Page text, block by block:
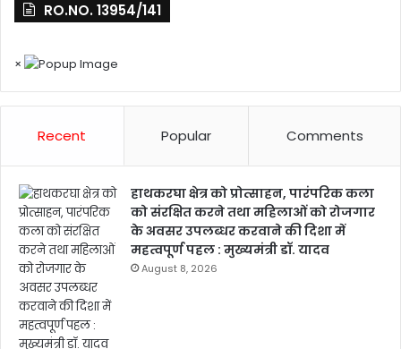
RO.NO. 13954/141
×
Recent Popular Comments
हाथकरघा क्षेत्र को प्रोत्साहन, पारंपरिक कला
को संरक्षित करने तथा महिलाओं को रोजगार
के अवसर उपलब्धर करवाने की दिशा में
महत्वपूर्ण पहल : मुख्यमंत्री डॉ. यादव
August 8, 2026